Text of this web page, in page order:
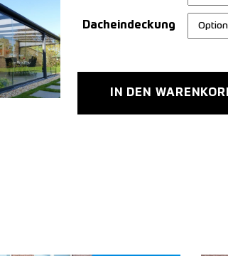
Dacheindeckung
IN DEN